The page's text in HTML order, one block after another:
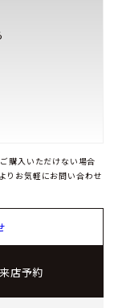
購入いただけない場合
りお気軽にお問い合わせ
来店予約